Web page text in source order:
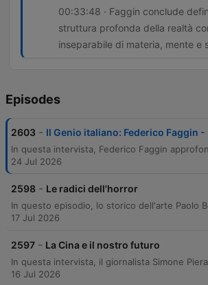
00:33:48 · Faggin conclude
struttura profonda della realtà
inseparabile di materia, mente e
Episodes
2603 - Il Genio italiano: Federico Faggin -
24 Jul 2026
2598 - Le radici dell'horror
17 Jul 2026
2597 - La Cina e il nostro futuro
16 Jul 2026